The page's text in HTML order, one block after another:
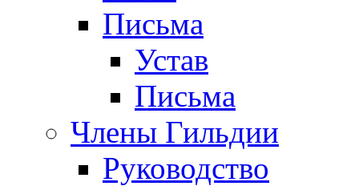
Письма
Устав
Письма
Члены Гильдии
Руководство